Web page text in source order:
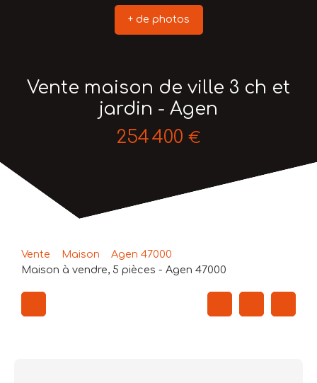
+ de photos
Vente maison de ville 3 ch et
jardin - Agen
254 400 €
Vente Maison
Agen 47000
Maison à vendre, 5 pièces - Agen 47000